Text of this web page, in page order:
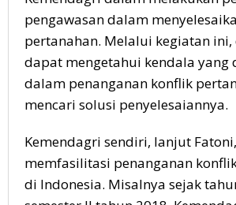
pengawasan dalam
pertanahan. Melalui kegiatan
dapat mengetahui kendala yang
dalam penanganan konflik
mencari solusi penyelesaiannya.
Kemendagri sendiri, lanjut
memfasilitasi penanganan
di Indonesia. Misalnya sejak